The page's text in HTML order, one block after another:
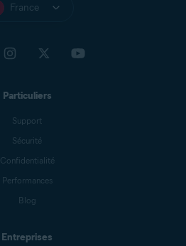
France
Particuliers
Support
Sécurité
Confidentialité
Performances
Blog
Entreprises